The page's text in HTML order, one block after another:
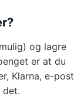
og lagre
er at du
Klarna, e-post
det.